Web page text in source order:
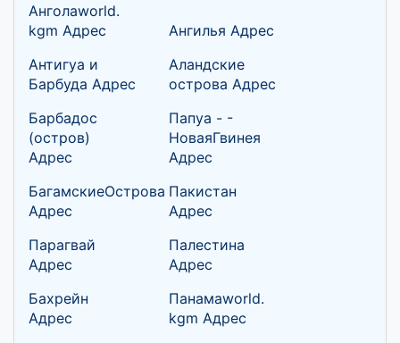
Анголаworld.
kgm Адрес
Ангилья Адрес
Антигуа и
Барбуда Адрес
Аландские
острова Адрес
Барбадос
(остров)
Адрес
Папуа - -
НоваяГвинея
Адрес
БагамскиеОстрова
Адрес
Пакистан
Адрес
Парагвай
Адрес
Палестина
Адрес
Бахрейн
Адрес
Панамаworld.
kgm Адрес